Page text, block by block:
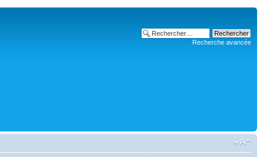
Recherche avancée